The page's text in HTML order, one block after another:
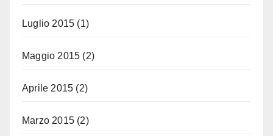
Luglio 2015 (1)
Maggio 2015 (2)
Aprile 2015 (2)
Marzo 2015 (2)